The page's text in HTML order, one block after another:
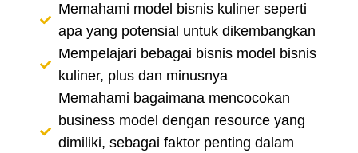
Memahami model bisnis kuliner seperti
apa yang potensial untuk dikembangkan
Mempelajari bebagai bisnis model bisnis
kuliner, plus dan minusnya
Memahami bagaimana mencocokan
business model dengan resource yang
dimiliki, sebagai faktor penting dalam